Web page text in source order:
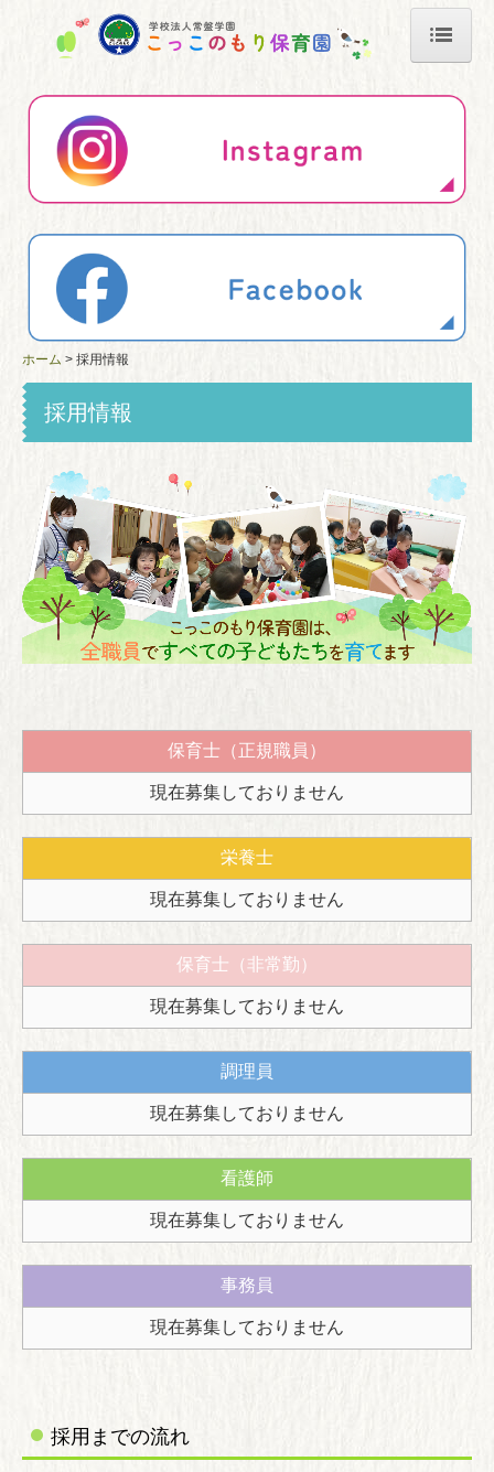
園について
年間行事
園児たちの1日
採用情報
リンク
お問い合わせ
すくわくプログラム
保育関係者の皆様へ
ホーム 採用情報
採用情報
保育士（正規職員）
現在募集しておりません
栄養士
現在募集しておりません
保育士（非常勤）
現在募集しておりません
調理員
現在募集しておりません
看護師
現在募集しておりません
事務員
現在募集しておりません
採用までの流れ